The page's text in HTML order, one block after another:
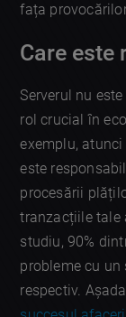
fața
Care este
Serverul nu
rol crucial în
exemplu,
este
procesării
tranzacțiile tale
studiu, 90%
probleme cu un
respectiv.